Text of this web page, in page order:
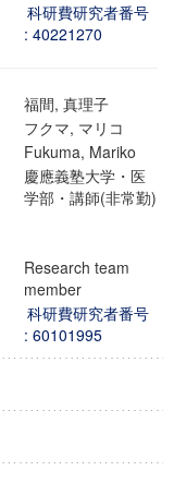
科研費研究者番号
: 40221270
福間, 真理子
フクマ, マリコ
Fukuma, Mariko
慶應義塾大学・医
学部・講師(非常勤)
Research team
member
科研費研究者番号
: 60101995